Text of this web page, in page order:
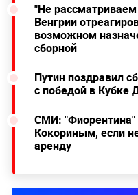
"Не
Венгрии
возможном
сборной
Путин поздравил
с победой в Кубке
СМИ: "Фиорентина"
Кокориным, если
аренду